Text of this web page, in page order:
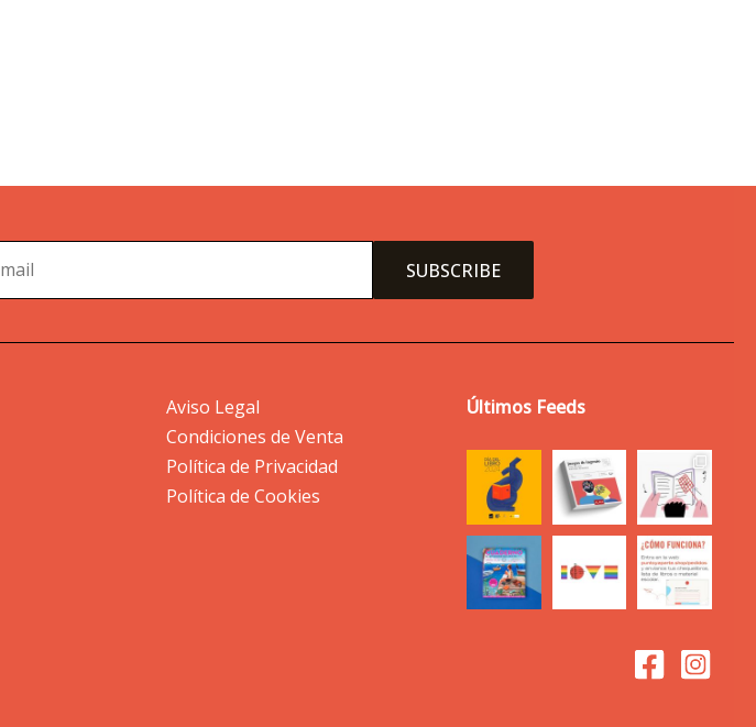
Aviso Legal
Condiciones de Venta
Política de Privacidad
Política de Cookies
Últimos Feeds